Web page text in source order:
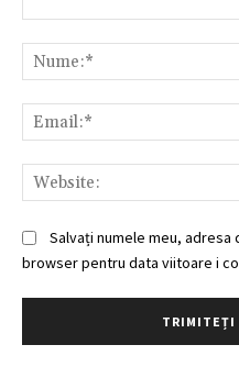
Salvați numele meu, adresa
browser pentru data viitoare i